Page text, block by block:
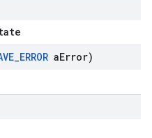
_ERROR aError)